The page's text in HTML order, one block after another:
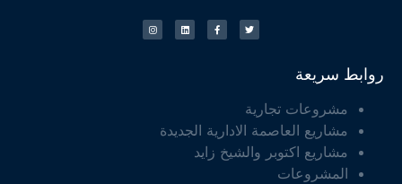
روابط سريعة
مشروعات تجارية
مشاريع العاصمة الادارية الجديدة
مشاريع اكتوبر والشيخ زايد
المشروعات